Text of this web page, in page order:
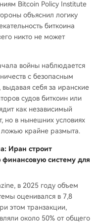
Bitcoin Policy Institute
объяснил логику
биткоина
никто не может
войны наблюдается
с безопасным
себя за иранские
судов биткоин или
как независимый
но в нынешних условиях
крайне размыта.
Иран строит
систему для
в 2025 году объем
оценивался в 7,8
этом транзакции,
около 50% от общего